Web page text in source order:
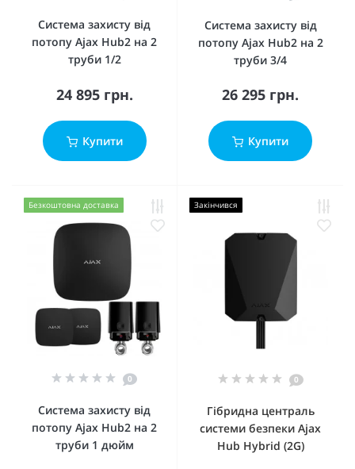
Система захисту від
потопу Ajax Hub2 на 2
труби 1/2
24 895 грн.
Купити
Система захисту від
потопу Ajax Hub2 на 2
труби 3/4
26 295 грн.
Купити
Безкоштовна доставка
0
Система захисту від
потопу Ajax Hub2 на 2
труби 1 дюйм
Закінчився
0
Гібридна централь
системи безпеки Ajax
Hub Hybrid (2G)